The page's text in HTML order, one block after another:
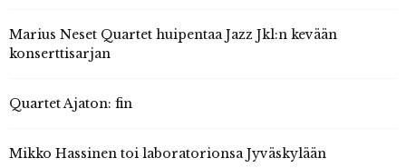
Marius Neset Quartet huipentaa Jazz Jkl:n kevään
konserttisarjan
Quartet Ajaton: fin
Mikko Hassinen toi laboratorionsa Jyväskylään